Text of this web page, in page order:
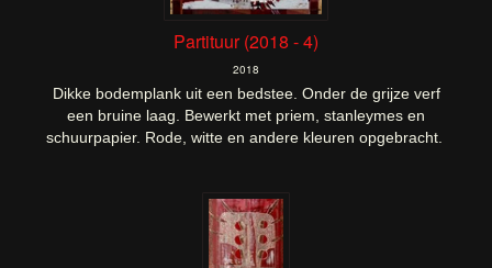
Partituur (2018 - 4)
2018
Dikke bodemplank uit een bedstee. Onder de grijze verf
een bruine laag. Bewerkt met priem, stanleymes en
schuurpapier. Rode, witte en andere kleuren opgebracht.